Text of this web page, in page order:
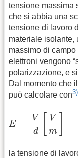
tensione massima
che si abbia una
tensione di lavoro
materiale isolante,
massimo di
elettroni vengono
polarizzazione, e
Dal momento che
può calcolare con3)
E =
V
d
V
m
d[V m]
la tensione di